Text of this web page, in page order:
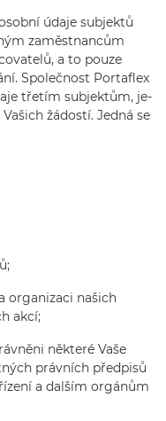
údaje subjektů
zaměstnancům
a to pouze
Společnost Portaflex
třetím subjektům, je-
žádostí. Jedná se
organizaci našich
akcí;
některé Vaše
právních předpisů
a dalším orgánům